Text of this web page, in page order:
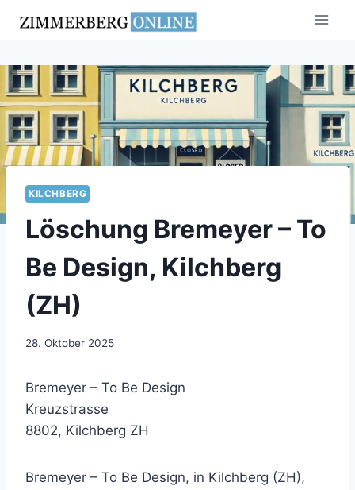
Inhalt
KILCHBERG
Löschung Bremeyer – To
Be Design, Kilchberg
(ZH)
28. Oktober 2025
Bremeyer – To Be Design
Kreuzstrasse
8802, Kilchberg ZH
Bremeyer – To Be Design, in Kilchberg (ZH),